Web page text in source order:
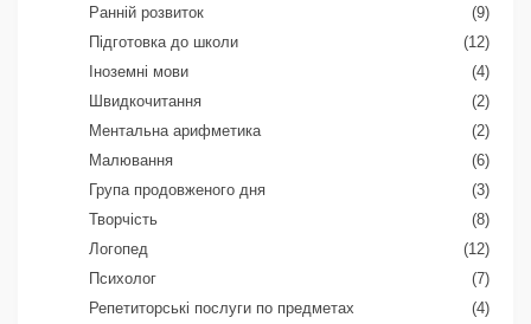
Ранній розвиток
(9)
Підготовка до школи
(12)
Іноземні мови
(4)
Швидкочитання
(2)
Ментальна арифметика
(2)
Малювання
(6)
Група продовженого дня
(3)
Творчість
(8)
Логопед
(12)
Психолог
(7)
Репетиторські послуги по предметах
(4)